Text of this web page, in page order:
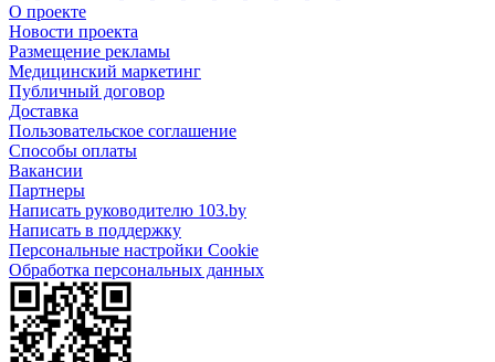
О проекте
Новости проекта
Размещение рекламы
Медицинский маркетинг
Публичный договор
Доставка
Пользовательское соглашение
Способы оплаты
Вакансии
Партнеры
Написать руководителю 103.by
Написать в поддержку
Персональные настройки Cookie
Обработка персональных данных